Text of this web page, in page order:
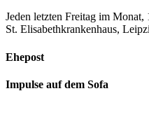
Jeden letzten Freitag im Monat,
St. Elisabethkrankenhaus,
Ehepost
Impulse auf dem Sofa